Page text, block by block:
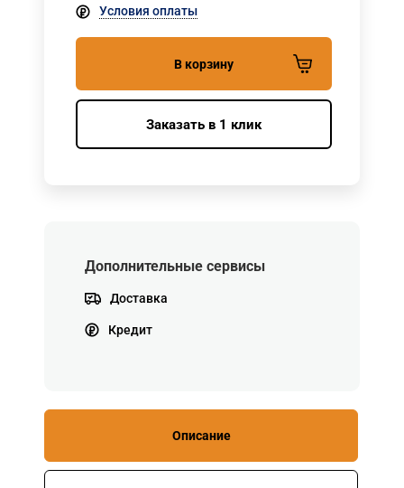
Условия оплаты
В корзину
Заказать в 1 клик
Дополнительные сервисы
Доставка
Кредит
Описание